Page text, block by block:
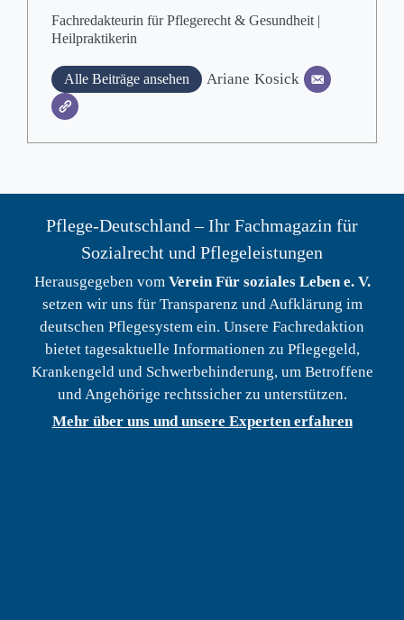
Fachredakteurin für Pflegerecht & Gesundheit |
Heilpraktikerin
Alle Beiträge ansehen Ariane Kosick
Pflege-Deutschland – Ihr Fachmagazin für
Sozialrecht und Pflegeleistungen
Herausgegeben vom Verein Für soziales Leben e. V.
setzen wir uns für Transparenz und Aufklärung im
deutschen Pflegesystem ein. Unsere Fachredaktion
bietet tagesaktuelle Informationen zu Pflegegeld,
Krankengeld und Schwerbehinderung, um Betroffene
und Angehörige rechtssicher zu unterstützen.
Mehr über uns und unsere Experten erfahren